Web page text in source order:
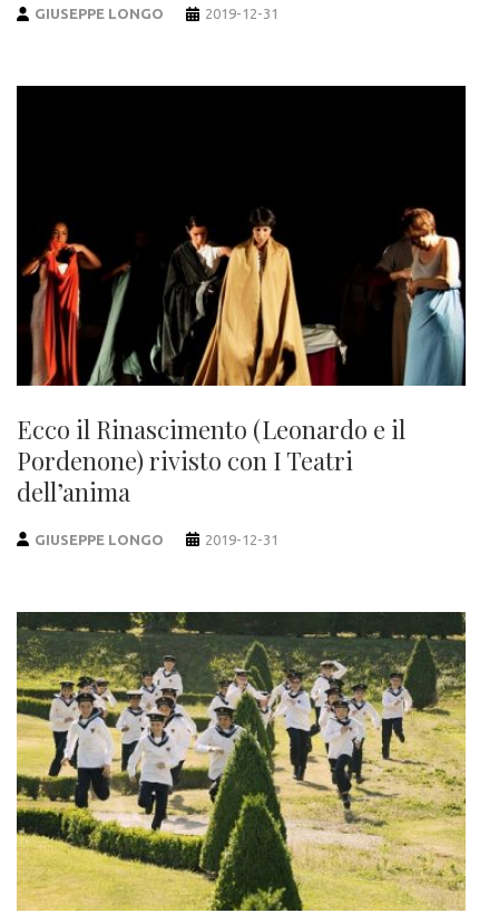
GIUSEPPE LONGO 2019-12-31
Ecco il Rinascimento (Leonardo e il
Pordenone) rivisto con I Teatri
dell’anima
GIUSEPPE LONGO 2019-12-31